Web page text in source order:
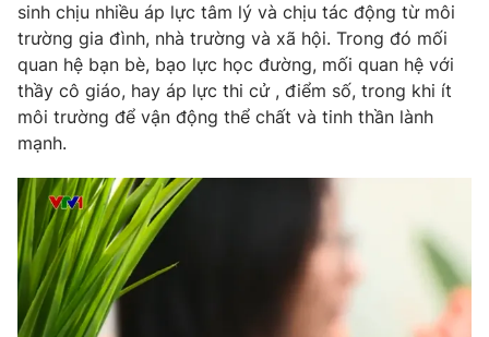
Liên hệ quảng cáo:024-7300.7108
® Cấm sao chép dưới mọi hình thức nếu không có sự chấp
sinh chịu nhiều áp lực tâm lý và chịu tác động từ môi
trường gia đình, nhà trường và xã hội. Trong đó mối
quan hệ bạn bè, bạo lực học đường, mối quan hệ với
thầy cô giáo, hay áp lực thi cử , điểm số, trong khi ít
môi trường để vận động thể chất và tinh thần lành
mạnh.